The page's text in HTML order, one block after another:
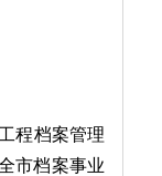
程档案管理
市档案事业